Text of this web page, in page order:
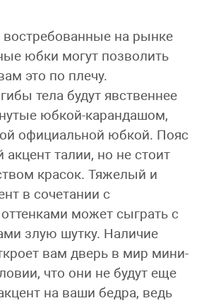
на рынке
юбки могут позволить
это по плечу.
тела будут явственнее
юбкой-карандашом,
официальной юбкой. Пояс
талии, но не стоит
красок. Тяжелый и
в сочетании с
может сыграть с
злую шутку. Наличие
вам дверь в мир мини-
что они не будут еще
на ваши бедра, ведь